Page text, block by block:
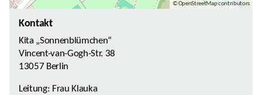
© OpenStreetMap contributors
Kontakt
Kita „Sonnenblümchen“
Vincent-van-Gogh-Str. 38
13057 Berlin
Leitung: Frau Klauka